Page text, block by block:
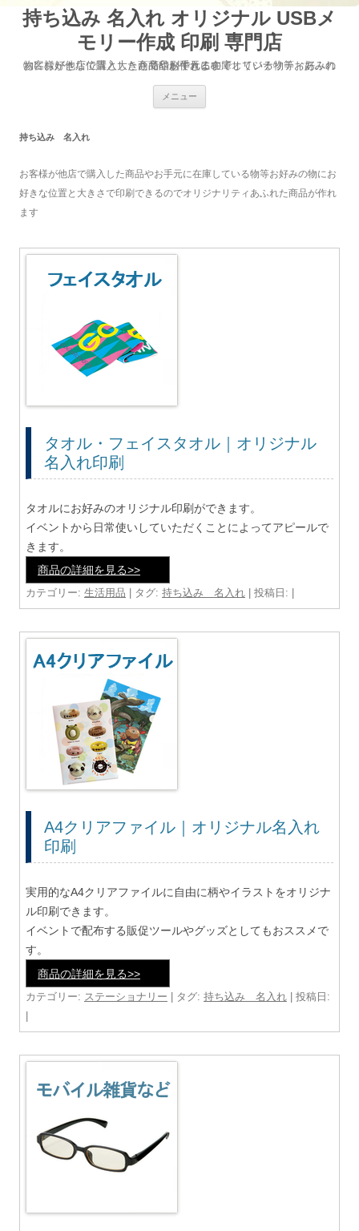
持ち込み 名入れ オリジナル USBメ
モリー作成 印刷 専門店
お客様が他店で購入した商品やお手元に在庫している物等お好みの物にお好きな位置と大きさで印刷できるのでオリジナリティあふれた商品が作れます
メニュー
動
持ち込み 名入れ
お客様が他店で購入した商品やお手元に在庫している物等お好みの物にお
好きな位置と大きさで印刷できるのでオリジナリティあふれた商品が作れ
ます
タオル・フェイスタオル｜オリジナル
名入れ印刷
タオルにお好みのオリジナル印刷ができます。
イベントから日常使いしていただくことによってアピールで
きます。
商品の詳細を見る>>
カテゴリー: 生活用品 | タグ: 持ち込み 名入れ | 投稿日:
A4クリアファイル｜オリジナル名入れ
印刷
実用的なA4クリアファイルに自由に柄やイラストをオリジナ
ル印刷できます。
イベントで配布する販促ツールやグッズとしてもおススメで
す。
商品の詳細を見る>>
カテゴリー: ステーショナリー | タグ: 持ち込み 名入れ | 投稿日: